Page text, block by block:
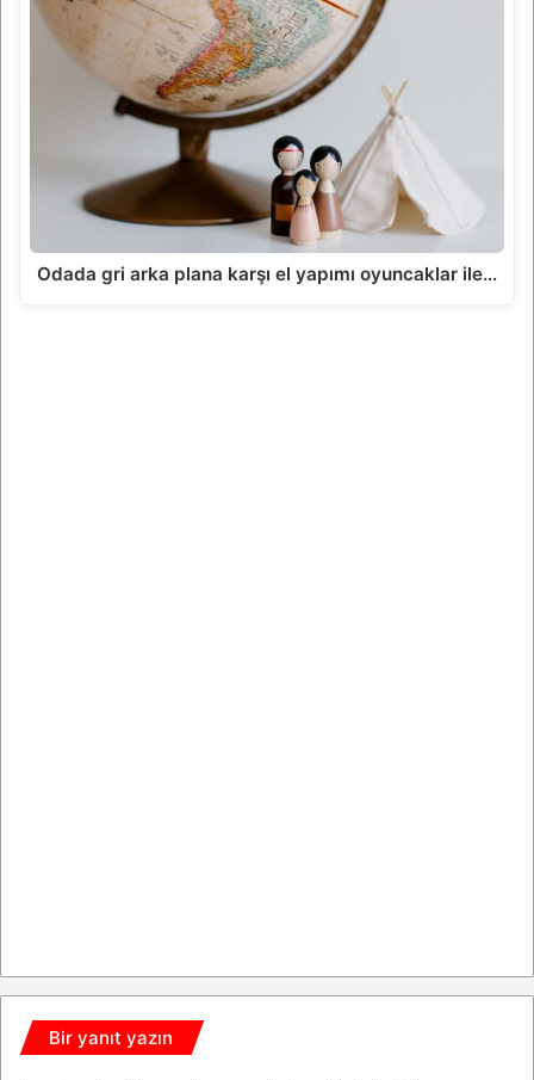
Odada gri arka plana karşı el yapımı oyuncaklar ile…
Bir yanıt yazın